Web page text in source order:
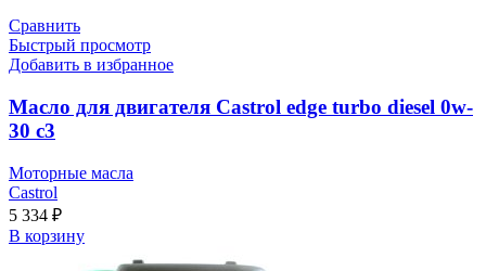
Сравнить
Быстрый просмотр
Добавить в избранное
Масло для двигателя Castrol edge turbo diesel 0w-
30 c3
Моторные масла
Castrol
5 334 ₽
В корзину